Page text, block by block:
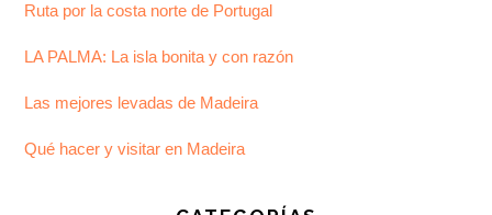
Ruta por la costa norte de Portugal
LA PALMA: La isla bonita y con razón
Las mejores levadas de Madeira
Qué hacer y visitar en Madeira